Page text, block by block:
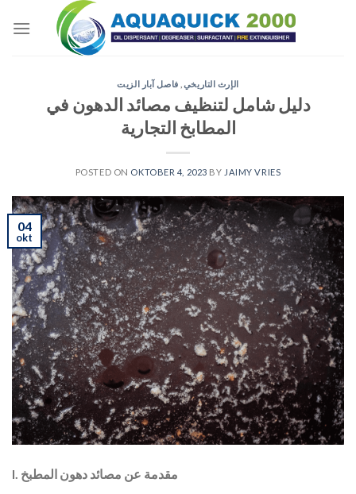
الإرث التاريخي فاصل آبار الزيت
دليل شامل لتنظيف مصائد الدهون في
المطابخ التجارية
POSTED ON OKTOBER 4, 2023 BY JAIMY VRIES
04
okt
I. مقدمة عن مصائد دهون المطبخ